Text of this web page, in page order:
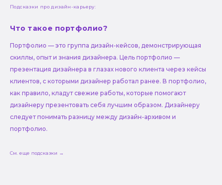
Подсказки про дизайн-карьеру:
Что такое портфолио?
Портфолио — это группа дизайн-кейсов, демонстрирующая
скиллы, опыт и знания дизайнера. Цель портфолио —
презентация дизайнера в глазах нового клиента через кейсы
клиентов, с которыми дизайнер работал ранее. В портфолио,
как правило, кладут свежие работы, которые помогают
дизайнеру презентовать себя лучшим образом. Дизайнеру
следует понимать разницу между дизайн-архивом и
портфолио.
См. еще подсказки →